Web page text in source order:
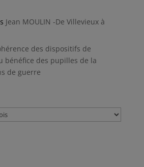
Jean MOULIN -De Villevieux à
des dispositifs de
bénéfice des pupilles de la
de guerre